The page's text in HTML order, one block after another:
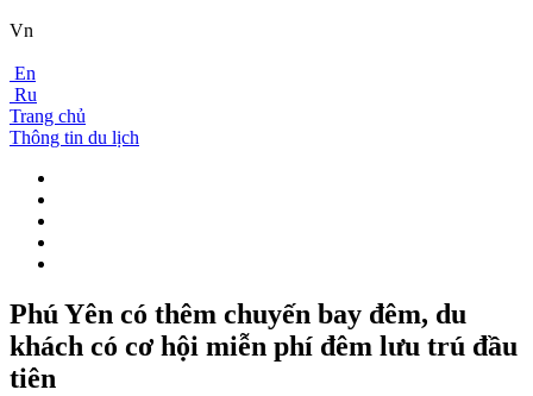
Vn
En
Ru
Trang chủ
Thông tin du lịch
Phú Yên có thêm chuyến bay đêm, du
khách có cơ hội miễn phí đêm lưu trú đầu
tiên